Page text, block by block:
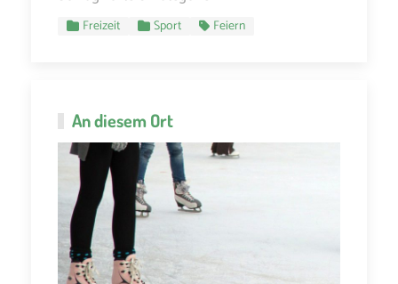
Freizeit Sport Feiern
An diesem Ort